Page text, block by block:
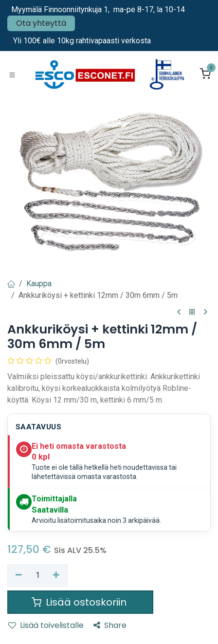
Siirry sisältöön
Myymälä Finnoonniitynkuja 1, ma-pe 8-17, la 10-14
Ota yhteyttä
Yli 100€ alle 10kg rahtivapaasti verkosta
0
Kauppa
Ankkuriköysi + kettinki 12mm / 30m 6mm / 5m
Ankkuriköysi + kettinki 12mm /
30m 6mm / 5m
(0rvostelu)
Valmiiksi pleissattu köysi/ankkurikettinki. Ankkurikettinki
kalibroitu, köysi korkealuokkaista kolmilyötyä Robline-
köyttä. Köysi 12 mm/30 m, kettinki 6 mm/5 m.
SAATAVUUS
Ei heti omasta varastosta
0 kpl
Tuote ei ole tällä hetkellä heti noudettavissa tai
lähetettävissä omasta varastosta.
Toimittajalla
Saatavilla
Arvioitu lisätoimitusaika noin 3 arkipäivää.
127,50 € Sis ALV 25.5%
Lisää ostoskoriin
Lisää toivelistalle Share